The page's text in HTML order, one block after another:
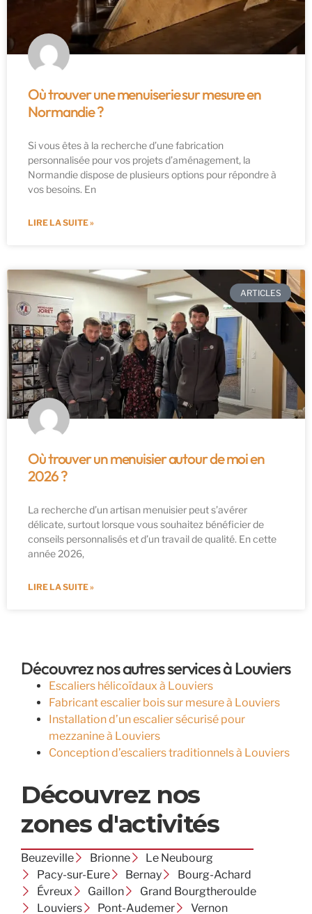
Où trouver une menuiserie sur mesure en
Normandie ?
Si vous êtes à la recherche d’une fabrication
personnalisée pour vos projets d’aménagement, la
Normandie dispose de plusieurs options pour répondre à
vos besoins. En
LIRE LA SUITE »
ARTICLES
Où trouver un menuisier autour de moi en
2026 ?
La recherche d’un artisan menuisier peut s’avérer
délicate, surtout lorsque vous souhaitez bénéficier de
conseils personnalisés et d’un travail de qualité. En cette
année 2026,
LIRE LA SUITE »
Découvrez nos autres services à Louviers
Escaliers hélicoïdaux à Louviers
Fabricant escalier bois sur mesure à Louviers
Installation d’un escalier sécurisé pour
mezzanine à Louviers
Conception d’escaliers traditionnels à Louviers
Découvrez nos
zones d'activités
Beuzeville Brionne
Le Neubourg
Pacy-sur-Eure
Bernay
Bourg-Achard
Évreux
Gaillon
Grand Bourgtheroulde
Louviers
Pont-Audemer Vernon